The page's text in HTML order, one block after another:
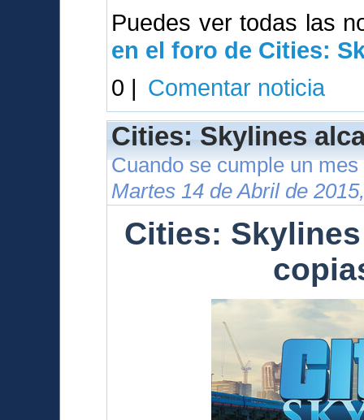
Puedes ver todas las
en el foro de Cities:
0 | Comentar noticia
Cities: Skylines
Cuando se cumple un
Martes 14 de Abril de
Cities: